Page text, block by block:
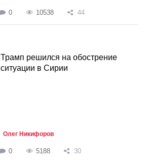
0 10538 44
Трамп решился на обострение
ситуации в Сирии
Олег Никифоров
0 5188 30